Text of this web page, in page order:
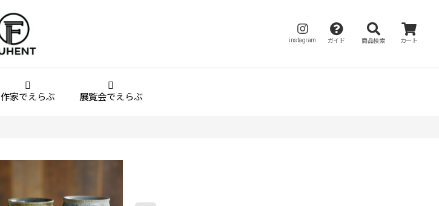
instagram ガイド 商品検索 カート
作家でえらぶ 展覧会でえらぶ